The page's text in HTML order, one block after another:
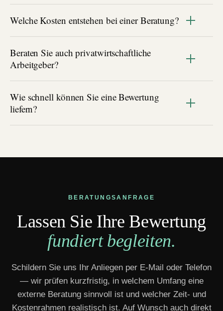
Welche Kosten entstehen bei einer Beratung?
Beraten Sie auch privatwirtschaftliche
Arbeitgeber?
Wie schnell können Sie eine Bewertung
liefern?
BERATUNGSANFRAGE
Lassen Sie Ihre Bewertung
fundiert begleiten.
Schildern Sie uns Ihr Anliegen per E-Mail oder Telefon
— wir prüfen kurzfristig, in welchem Umfang eine
externe Beratung sinnvoll ist und welcher Zeit- und
Kostenrahmen realistisch ist. Auf Wunsch auch direkt